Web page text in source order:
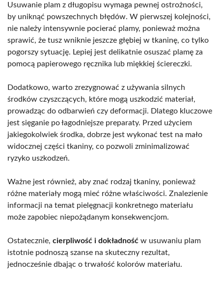
Usuwanie plam z długopisu wymaga pewnej ostrożności,
by uniknąć powszechnych błędów. W pierwszej kolejności,
nie należy intensywnie pocierać plamy, ponieważ można
sprawić, że tusz wniknie jeszcze głębiej w tkaninę, co tylko
pogorszy sytuację. Lepiej jest delikatnie osuszać plamę za
pomocą papierowego ręcznika lub miękkiej ściereczki.
Dodatkowo, warto zrezygnować z używania silnych
środków czyszczących, które mogą uszkodzić materiał,
prowadząc do odbarwień czy deformacji. Dlatego kluczowe
jest sięganie po łagodniejsze preparaty. Przed użyciem
jakiegokolwiek środka, dobrze jest wykonać test na mało
widocznej części tkaniny, co pozwoli zminimalizować
ryzyko uszkodzeń.
Ważne jest również, aby znać rodzaj tkaniny, ponieważ
różne materiały mogą mieć różne właściwości. Znalezienie
informacji na temat pielęgnacji konkretnego materiału
może zapobiec niepożądanym konsekwencjom.
Ostatecznie, cierpliwość i dokładność w usuwaniu plam
istotnie podnoszą szanse na skuteczny rezultat,
jednocześnie dbając o trwałość kolorów materiału.